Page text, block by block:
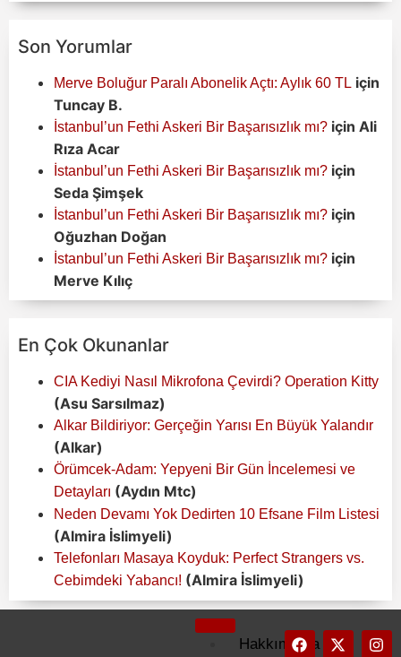
Son Yorumlar
Merve Boluğur Paralı Abonelik Açtı: Aylık 60 TL için
Tuncay B.
İstanbul’un Fethi Askeri Bir Başarısızlık mı? için Ali
Rıza Acar
İstanbul’un Fethi Askeri Bir Başarısızlık mı? için
Seda Şimşek
İstanbul’un Fethi Askeri Bir Başarısızlık mı? için
Oğuzhan Doğan
İstanbul’un Fethi Askeri Bir Başarısızlık mı? için
Merve Kılıç
En Çok Okunanlar
CIA Kediyi Nasıl Mikrofona Çevirdi? Operation Kitty
(Asu Sarsılmaz)
Alkar Bildiriyor: Gerçeğin Yarısı En Büyük Yalandır
(Alkar)
Örümcek-Adam: Yepyeni Bir Gün İncelemesi ve
Detayları (Aydın Mtc)
Neden Devamı Yok Dedirten 10 Efsane Film Listesi
(Almira İslimyeli)
Telefonları Masaya Koyduk: Perfect Strangers vs.
Cebimdeki Yabancı! (Almira İslimyeli)
Hakkımızda